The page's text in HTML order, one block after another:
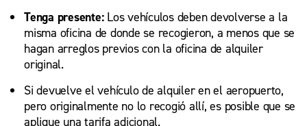
Tenga presente:Los vehículos deben devolverse a la
misma oficina de donde se recogieron, a menos que se
hagan arreglos previos con la oficina de alquiler
original.
Si devuelve el vehículo de alquiler en el aeropuerto,
pero originalmente no lo recogió allí, es posible que se
aplique una tarifa adicional.